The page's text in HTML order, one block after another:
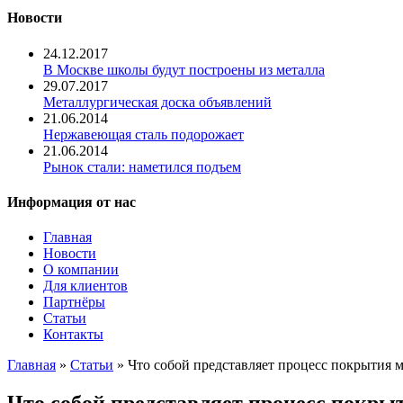
Новости
24.12.2017
В Москве школы будут построены из металла
29.07.2017
Металлургическая доска объявлений
21.06.2014
Нержавеющая сталь подорожает
21.06.2014
Рынок стали: наметился подъем
Информация от нас
Главная
Новости
О компании
Для клиентов
Партнёры
Статьи
Контакты
Главная » Статьи » Что собой представляет процесс покрытия